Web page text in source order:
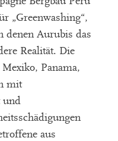
„Greenwashing“,
denen Aurubis das
Realität. Die
Panama,
mit
und
aus